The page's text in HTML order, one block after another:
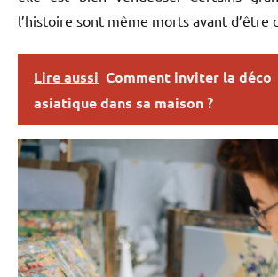
l’histoire sont même morts avant d’être
Lire aussi Comment inviter la déco
asiatique dans sa maison ?